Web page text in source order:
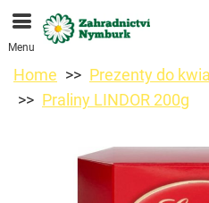
Przyjmujemy zamówienia
sklepu internetowego.
to 11.08.2026 z
Menu
Home
Prezenty do
Praliny LINDOR 200g